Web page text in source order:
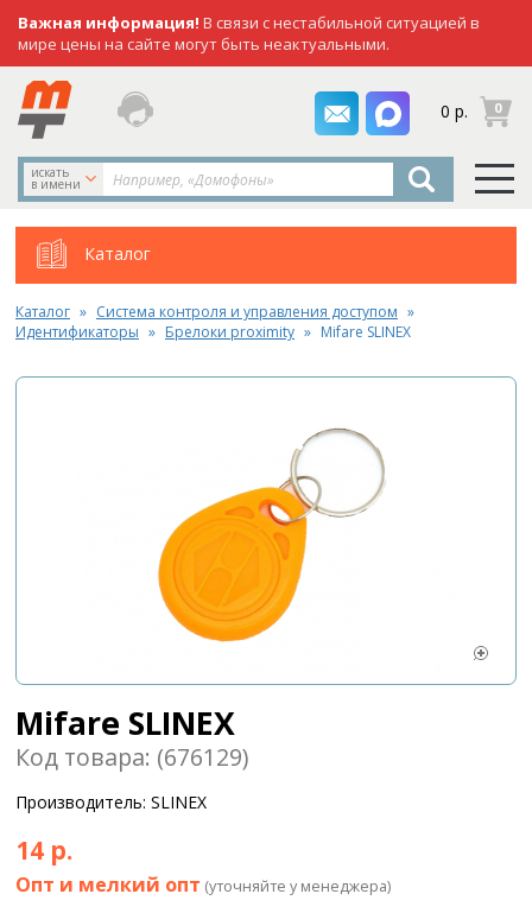
Важная информация! В связи с нестабильной ситуацией в
мире цены на сайте могут быть неактуальными.
0 р. 0
искать
в имени
Каталог
Каталог
Система контроля и управления доступом
Идентификаторы
Брелоки proximity Mifare SLINEX
Mifare SLINEX
Код товара: (676129)
Производитель: SLINEX
14 р.
Опт и мелкий опт (уточняйте у менеджера)